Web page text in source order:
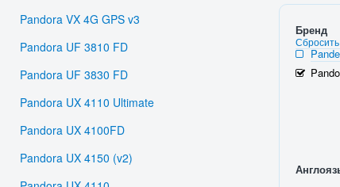
Бренд
Pandora VX 4G GPS v3
Pandora UF 3810 FD
Pandora UF 3830 FD
Pandora UX 4110 Ultimate
Pandora UX 4100FD
Pandora UX 4150 (v2)